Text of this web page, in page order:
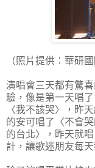
（照片提供：華研
演唱會三天都有驚
驗，像是第一天唱
〈我不該哭〉，昨
的安可唱了〈不會
的台北〉，昨天就
計，讓歌迷朋友每